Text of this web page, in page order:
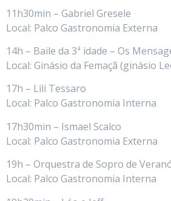
11h30min – Gabriel Gresele
Local: Palco Gastronomia Externa
14h – Baile da 3ª idade – Os
Local: Ginásio da Femaçã (ginásio
17h – Lili Tessaro
Local: Palco Gastronomia Interna
17h30min – Ismael Scalco
Local: Palco Gastronomia Externa
19h – Orquestra de Sopro de
Local: Palco Gastronomia Interna